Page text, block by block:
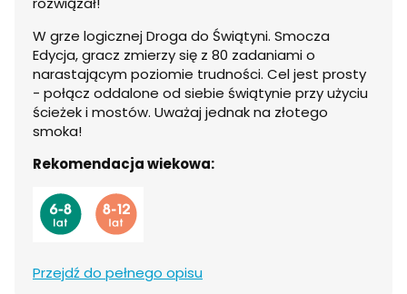
W grze logicznej Droga do Świątyni. Smocza
Edycja, gracz zmierzy się z 80 zadaniami o
narastającym poziomie trudności. Cel jest prosty
- połącz oddalone od siebie świątynie przy użyciu
ścieżek i mostów. Uważaj jednak na złotego
smoka!
Rekomendacja wiekowa:
Przejdź do pełnego opisu